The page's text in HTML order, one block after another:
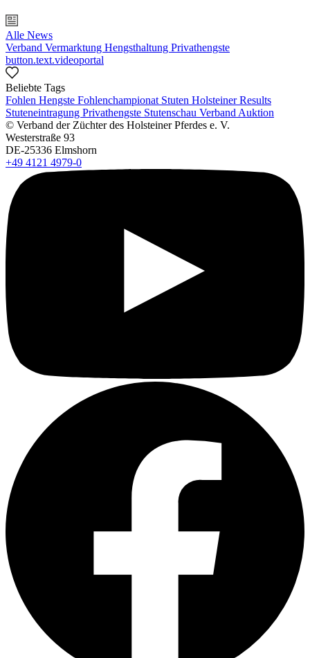
Alle News
Verband Vermarktung Hengsthaltung Privathengste
button.text.videoportal
Beliebte Tags
Fohlen Hengste Fohlenchampionat Stuten Holsteiner Results
Stuteneintragung Privathengste Stutenschau Verband Auktion
© Verband der Züchter des Holsteiner Pferdes e. V.
Westerstraße 93
DE-25336 Elmshorn
+49 4121 4979-0